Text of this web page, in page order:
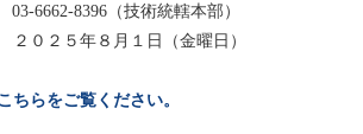
6662-8396（技術統轄本部）
０２５年８月１日（金曜日）
ちらをご覧ください。